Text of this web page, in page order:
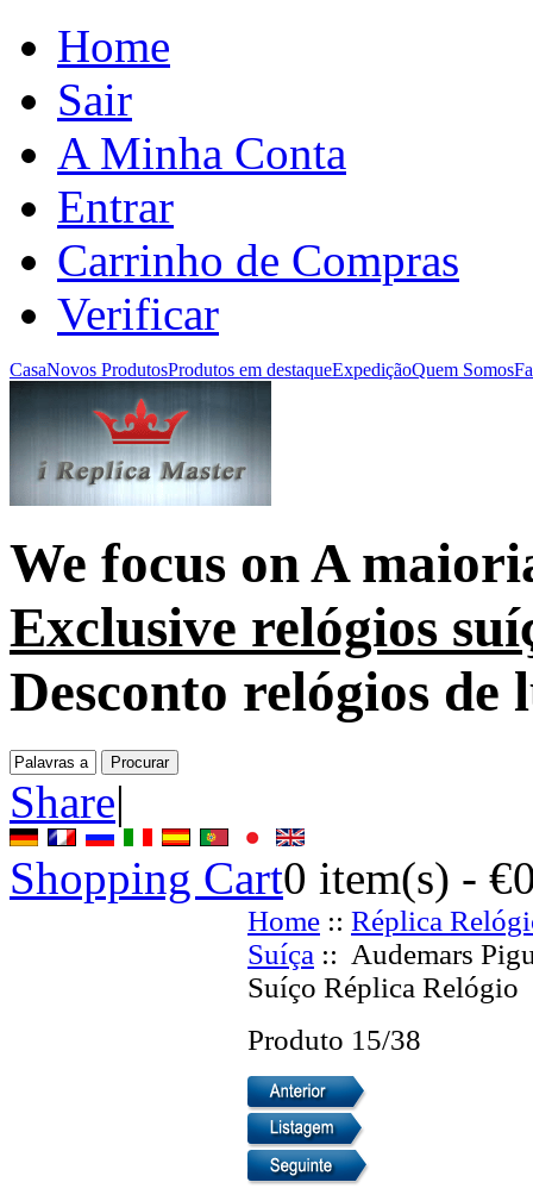
Home
Sair
A Minha Conta
Entrar
Carrinho de Compras
Verificar
CasaNovos ProdutosProdutos em destaqueExpediçãoQuem Somos
We focus onA
Exclusive relógios
Desconto relógios de
Share|
Shopping Cart0 item(s) -
Home :: Réplica
Suíça :: Audemars
Suíço Réplica Relógio
Produto 15/38